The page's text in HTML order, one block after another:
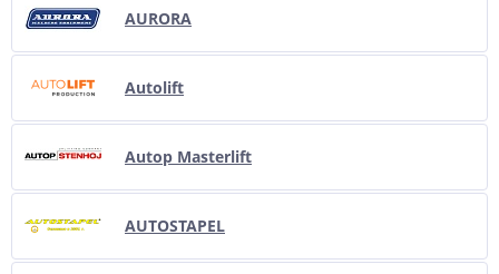
AURORA
Autolift
Autop Masterlift
AUTOSTAPEL